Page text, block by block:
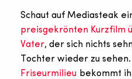
Schaut auf Mediasteak
preisgekrönten Kurzfilm
Vater, der sich nichts
Tochter wieder zu
Friseurmilieu bekommt